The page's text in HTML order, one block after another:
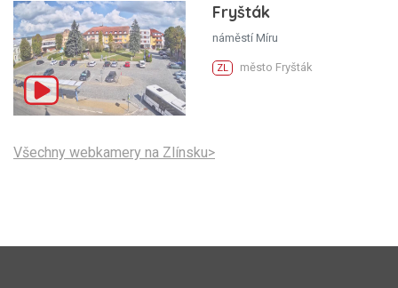
Fryšták
náměstí Míru
ZL město Fryšták
Všechny webkamery na Zlínsku>